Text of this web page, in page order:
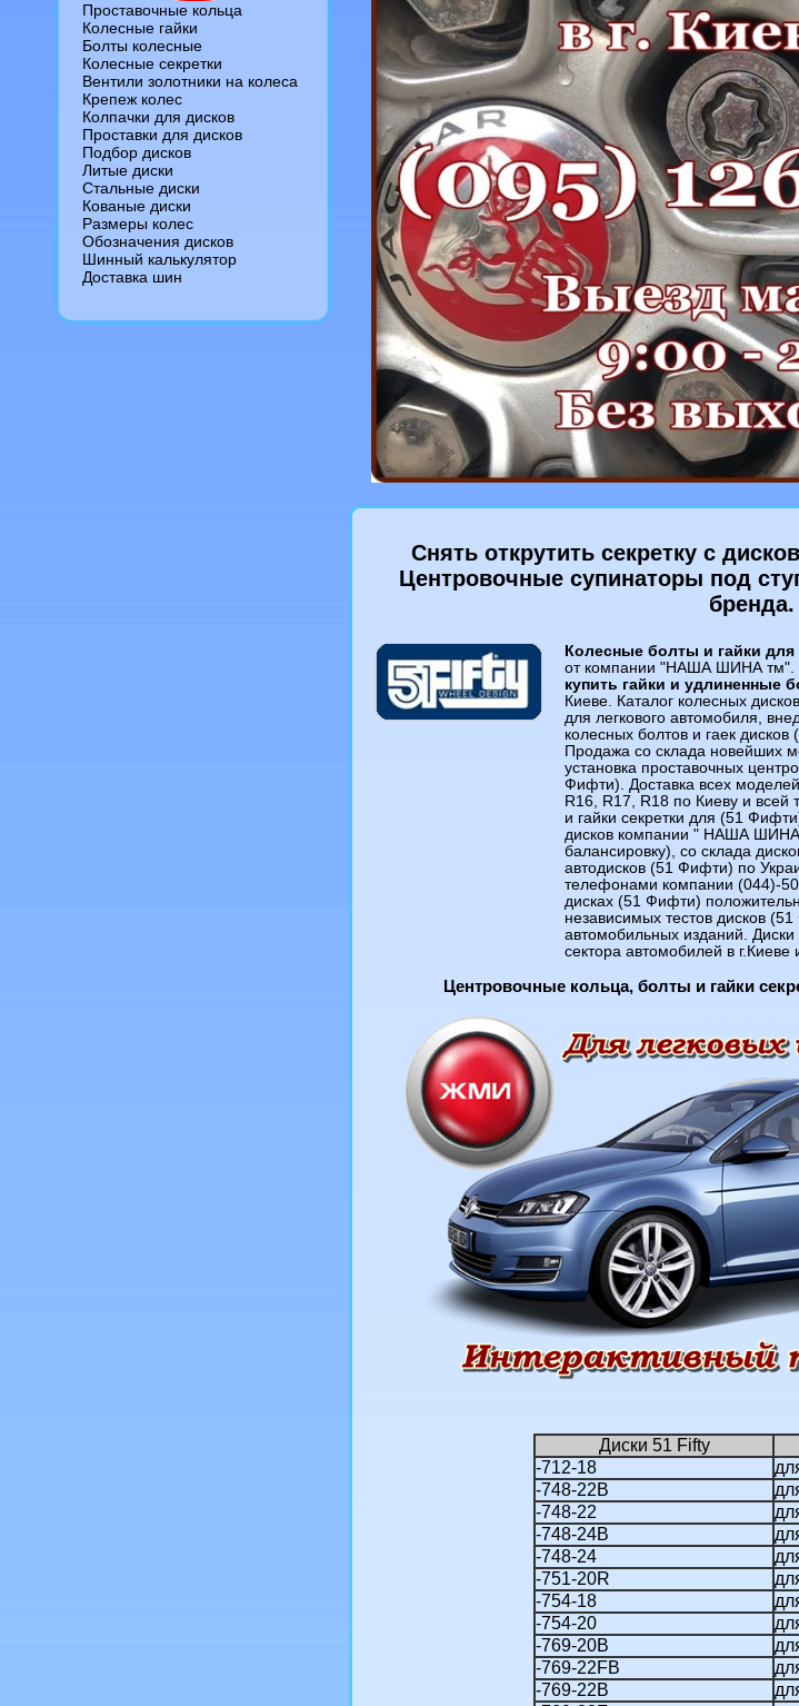
Проставочные кольца
Колесные гайки
Болты колесные
Колесные секретки
Вентили золотники на колеса
Крепеж колес
Колпачки для дисков
Проставки для дисков
Подбор дисков
Литые диски
Стальные диски
Кованые диски
Размеры колес
Обозначения дисков
Шинный калькулятор
Доставка шин
Cнять открутить секретку с
Центровочные супинаторы под
бренда.
Колесные болты и гайки
от компании "НАША ШИНА тм".
купить гайки и удлиненные
Киеве. Каталог колесных
для легкового автомобиля,
колесных болтов и гаек
Продажа со склада новейших
установка проставочных
Фифти). Доставка всех
R16, R17, R18 по Киеву и всей
и гайки секретки для (51
дисков компании " НАША ШИНА
балансировку), со склада
автодисков (51 Фифти) по
телефонами компании (044)-
дисках (51 Фифти)
независимых тестов дисков
автомобильных изданий.
сектора автомобилей в г.Киеве
Центровочные кольца, болты и гайки
Диски 51 Fifty
-712-18
-748-22B
-748-22
-748-24B
-748-24
-751-20R
-754-18
-754-20
-769-20B
-769-22FB
-769-22B